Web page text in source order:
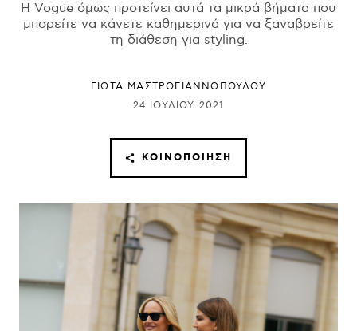
H Vogue όμως προτείνει αυτά τα μικρά βήματα που
μπορείτε να κάνετε καθημερινά για να ξαναβρείτε
τη διάθεση για styling.
ΓΙΩΤΑ ΜΑΣΤΡΟΓΙΑΝΝΟΠΟΥΛΟΥ
24 ΙΟΥΛΊΟΥ 2021
ΚΟΙΝΟΠΟΊΗΣΗ